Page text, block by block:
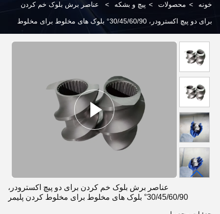
خونه > محصولات > پیچ و بشکه > عناصر برش بلوک خم کردن
برای دو پیچ اکسترودر، 30/45/60/90° بلوک های مخلوط برای مخلوط
عناصر برش بلوک خم کردن برای دو پیچ اکسترودر،
30/45/60/90° بلوک های مخلوط برای مخلوط کردن پلیمر